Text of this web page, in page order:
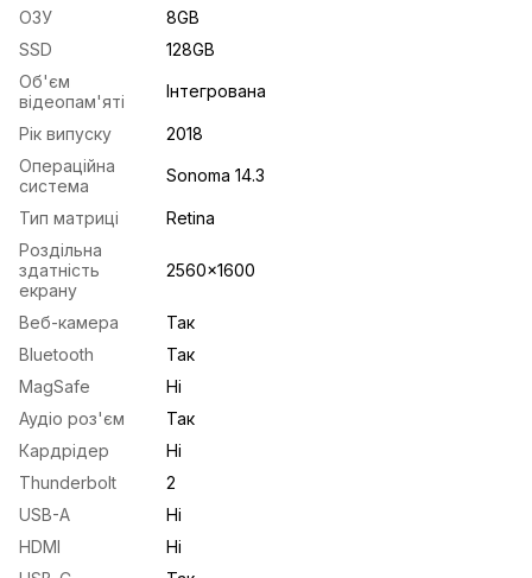
ОЗУ
8GB
SSD
128GB
Об'єм
відеопам'яті
Інтегрована
Рік випуску
2018
Операційна
система
Sonoma 14.3
Тип матриці
Retina
Роздільна
здатність
екрану
2560x1600
Веб-камера
Так
Bluetooth
Так
MagSafe
Ні
Аудіо роз'єм
Так
Кардрідер
Ні
Thunderbolt
2
USB-A
Ні
HDMI
Ні